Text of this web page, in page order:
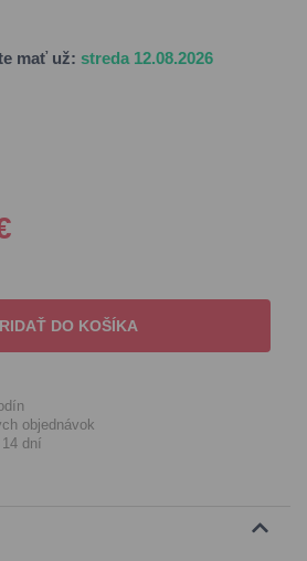
mať už: streda 12.08.2026
DO KOŠÍKA
objednávok
dní